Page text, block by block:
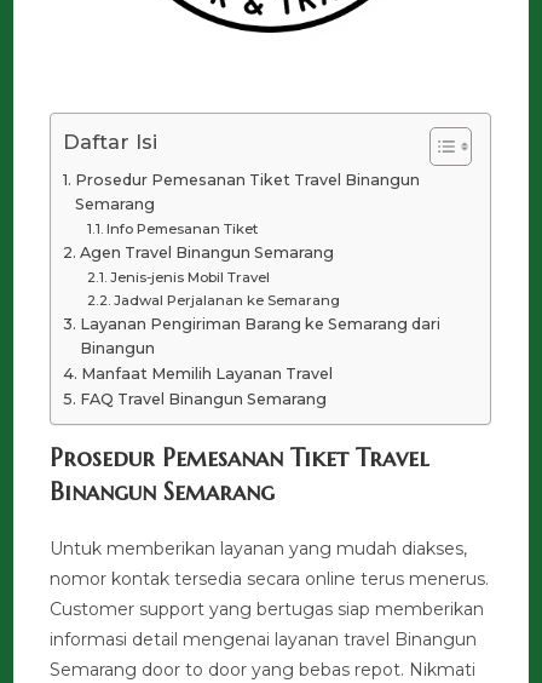
Daftar Isi
Prosedur Pemesanan Tiket Travel Binangun
Semarang
Info Pemesanan Tiket
Agen Travel Binangun Semarang
Jenis-jenis Mobil Travel
Jadwal Perjalanan ke Semarang
Layanan Pengiriman Barang ke Semarang dari
Binangun
Manfaat Memilih Layanan Travel
FAQ Travel Binangun Semarang
Prosedur Pemesanan Tiket Travel
Binangun Semarang
Untuk memberikan layanan yang mudah diakses,
nomor kontak tersedia secara online terus menerus.
Customer support yang bertugas siap memberikan
informasi detail mengenai layanan travel Binangun
Semarang door to door yang bebas repot. Nikmati